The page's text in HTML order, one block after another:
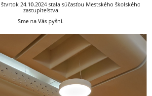
štvrtok 24.10.2024 stala súčasťou Mestského školského
zastupiteľstva.
Sme na Vás pyšní.